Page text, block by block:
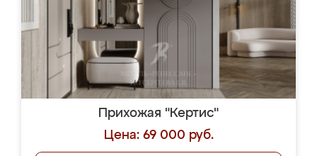
Прихожая "Кертис"
Цена: 69 000 руб.